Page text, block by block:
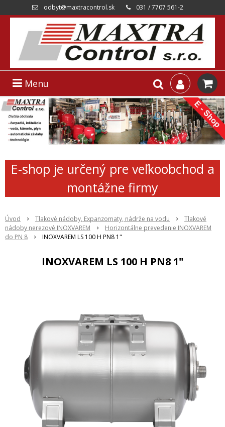
odbyt@maxtracontrol.sk 031 / 7707 561-2
Menu
E-shop je určený pre veľkoobchod a
montážne firmy
Úvod Tlakové nádoby, Expanzomaty, nádrže na vodu
Tlakové
nádoby nerezové INOXVAREM
Horizontálne prevedenie INOXVAREM
do PN 8
INOXVAREM LS 100 H PN8 1"
INOXVAREM LS 100 H PN8 1"